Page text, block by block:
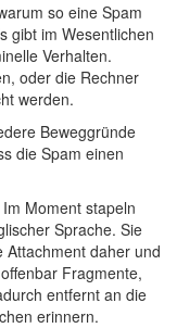
so eine Spam
gibt im Wesentlichen
Verhalten.
oder die Rechner
werden.
Beweggründe
die Spam einen
Moment stapeln
Sprache. Sie
Attachment daher und
Fragmente,
entfernt an die
erinnern.